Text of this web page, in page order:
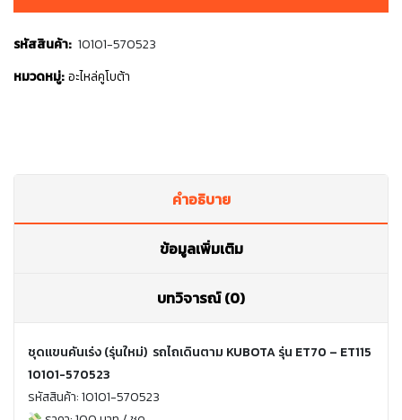
รหัสสินค้า: 10101-570523
หมวดหมู่: อะไหล่คูโบต้า
คำอธิบาย
ข้อมูลเพิ่มเติม
บทวิจารณ์ (0)
ชุดแขนคันเร่ง (รุ่นใหม่) รถไถเดินตาม KUBOTA รุ่น ET70 – ET115
10101-570523
รหัสสินค้า: 10101-570523